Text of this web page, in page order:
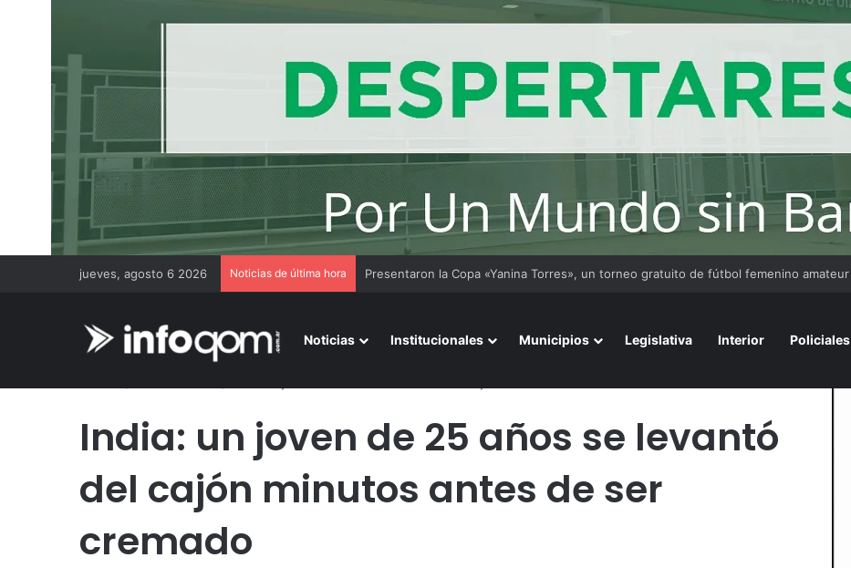
jueves, agosto 6 2026 Noticias de última hora
Noticias Institucionales Municipios Legislativa Interior Policiales
India: un joven de 25 años se levantó
del cajón minutos antes de ser
cremado